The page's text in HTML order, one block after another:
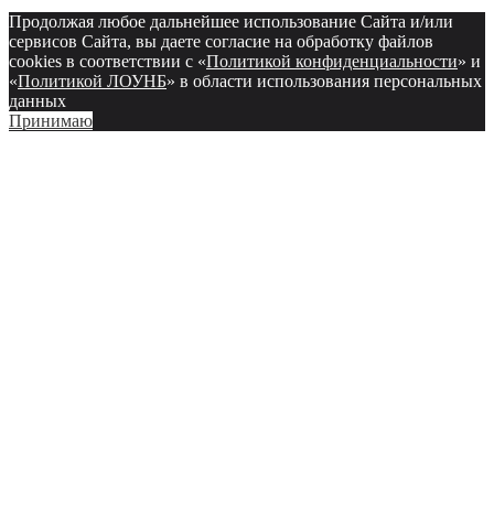
Продолжая любое дальнейшее использование Сайта и/или
сервисов Сайта, вы даете согласие на обработку файлов
cookies в соответствии с «Политикой конфиденциальности» и
«Политикой ЛОУНБ» в области использования персональных
данных
Принимаю